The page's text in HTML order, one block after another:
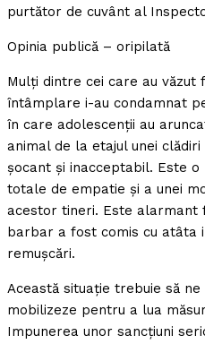
purtător de cuvânt al
Opinia publică – oripilată
Mulţi dintre cei care au văzut
întâmplare i-au condamnat
în care adolescenţii au
animal de la etajul unei
şocant şi inacceptabil. Este
totale de empatie şi a unei
acestor tineri. Este alarmant
barbar a fost comis cu atâta
remuşcări.
Această situaţie trebuie să
mobilizeze pentru a lua
Impunerea unor sancţiuni